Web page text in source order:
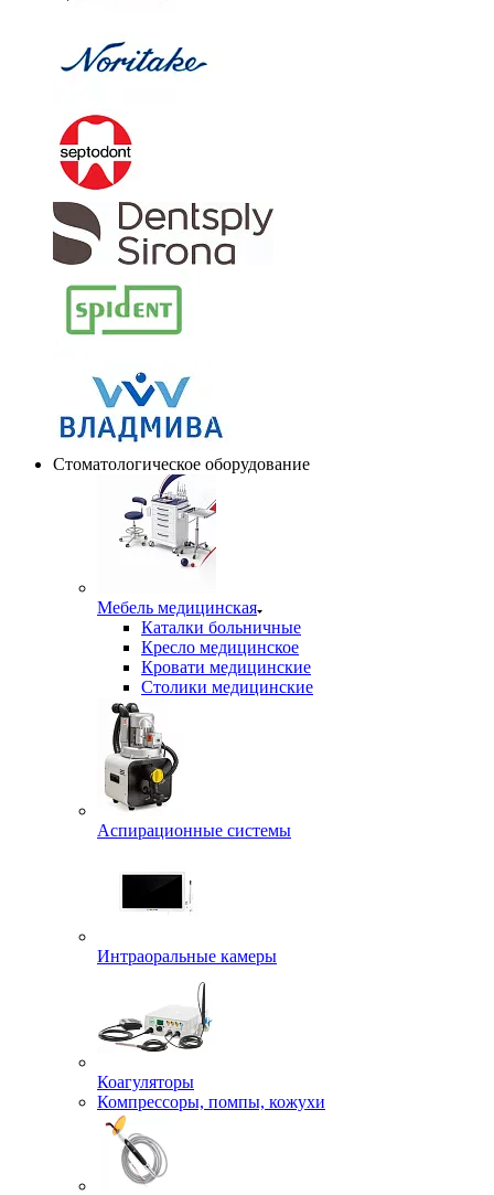
Стоматологическое оборудование
Мебель медицинская
Каталки больничные
Кресло медицинское
Кровати медицинские
Столики медицинские
Аспирационные системы
Интраоральные камеры
Коагуляторы
Компрессоры, помпы, кожухи